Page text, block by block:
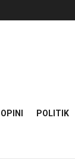
OPINI POLITIK